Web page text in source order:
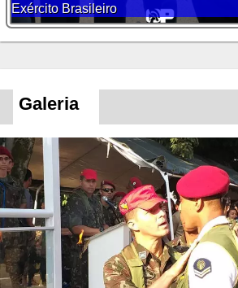
Exército Brasileiro
Galeria